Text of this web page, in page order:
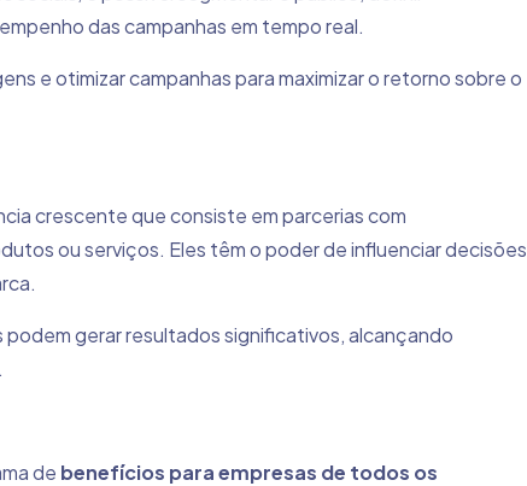
das campanhas em tempo real.
e otimizar campanhas para maximizar o retorno sobre o
crescente que consiste em parcerias com
ou serviços. Eles têm o poder de influenciar decisões
gerar resultados significativos, alcançando
de benefícios para empresas de todos os